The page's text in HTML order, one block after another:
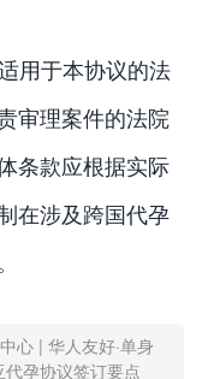
用于本协议的法
审理案件的法院
条款应根据实际
在涉及跨国代孕
心 | 华人友好·单身
代孕协议签订要点